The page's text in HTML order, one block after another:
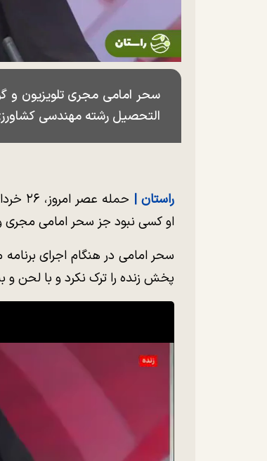
التحصیل رشته مهندسی
راستان |
او کسی نبود جز سحر امامی مجری
سحر امامی در هنگام اجرای
پخش زنده را ترک نکرد و با لحن و